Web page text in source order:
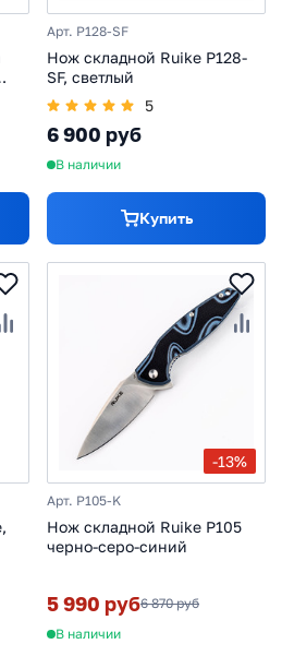
Арт. P128-SF
Нож складной Ruike P128-
SF, светлый
5
6 900 руб
В наличии
Купить
-13%
Арт. P105-K
Нож складной Ruike P105
черно-серо-синий
5 990 руб6 870 руб
В наличии